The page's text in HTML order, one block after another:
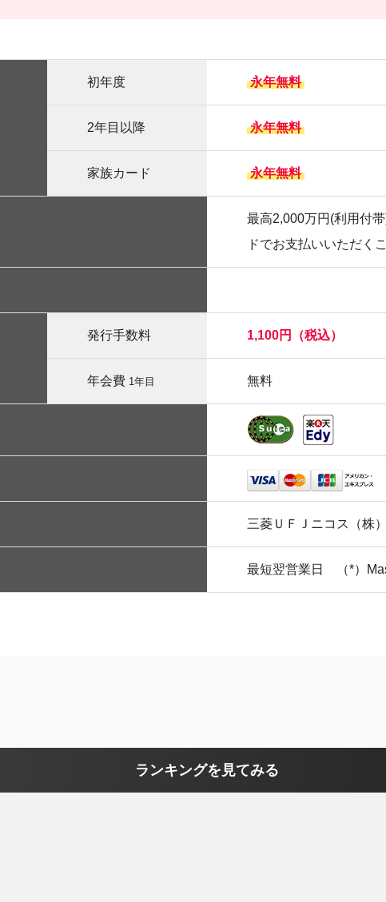
初年度 永年無料
2年目以降 永年無料
家族カード 永年無料
最高2,000万円(利用付
ドでお支払いいただく
発行手数料 1,100円（税込）
年会費 1年目 無料
三菱ＵＦＪニコス（株
最短翌営業日 （*）
ランキングを見てみる